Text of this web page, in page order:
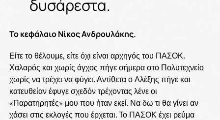
δυσάρεστα.
Το κεφάλαιο Νίκος Ανδρουλάκης.
Είτε το θέλουμε, είτε όχι είναι αρχηγός του ΠΑΣΟΚ.
Χαλαρός και χωρίς άγχος πήγε σήμερα στο Πολυτεχνείο
χωρίς να τρέχει να φύγει. Αντίθετα ο Αλέξης πήγε και
κατευθείαν έφυγε σχεδόν τρέχοντας λένε οι
«Παρατηρητές» μου που ήταν εκεί. Να δω τι θα γίνει αν
χάσει στις εκλογές που έρχεται. Το ΠΑΣΟΚ έχει ρεύμα